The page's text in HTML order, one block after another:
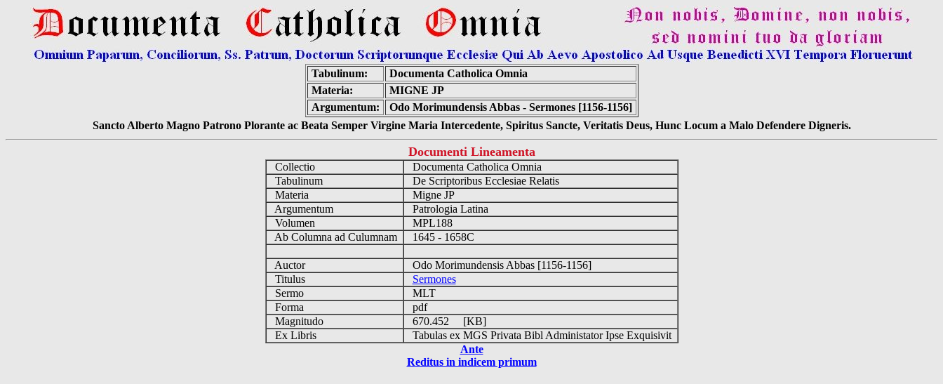
Tabulinum:
Documenta Catholica Omnia
Materia:
MIGNE JP
Argumentum:
Odo Morimundensis Abbas - Sermones [1156-1156]
Sancto Alberto Magno Patrono Plorante ac Beata Semper Virgine Maria Intercedente, Spiritus Sancte, Veritatis Deus, Hunc Locum a Malo Defendere Digneris.
Documenti Lineamenta
Collectio
Documenta Catholica Omnia
Tabulinum
De Scriptoribus Ecclesiae Relatis
Materia
Migne JP
Argumentum
Patrologia Latina
Volumen
MPL188
Ab Columna ad Culumnam
1645 - 1658C
Auctor
Odo Morimundensis Abbas [1156-1156]
Titulus
Sermones
Sermo
MLT
Forma
pdf
Magnitudo
670.452 [KB]
Ex Libris
Tabulas ex MGS Privata Bibl Administator Ipse Exquisivit
Ante
Reditus in indicem primum